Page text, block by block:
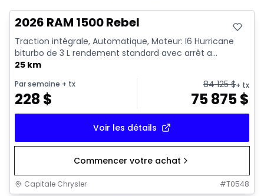
2026 RAM 1500 Rebel
Traction intégrale, Automatique, Moteur: I6 Hurricane
biturbo de 3 L rendement standard avec arrêt a...
25 km
Par semaine + tx
228 $
84 125$+ tx
75 875$
Voir les détails
Commencer votre achat
Capitale Chrysler #T0548